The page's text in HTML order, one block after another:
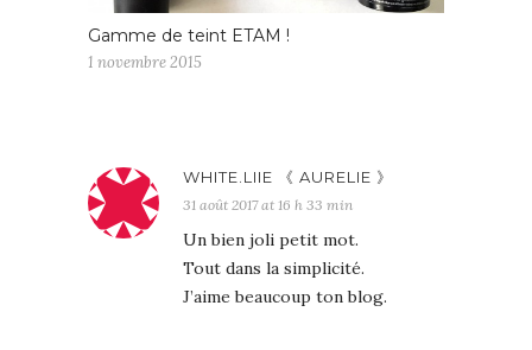
Gamme de teint ETAM !
1 novembre 2015
WHITE.LIIE 《 AURELIE 》
31 août 2017 at 16 h 33 min
Un bien joli petit mot.
Tout dans la simplicité.
J’aime beaucoup ton blog.